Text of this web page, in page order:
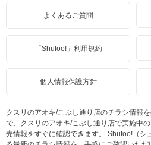
よくあるご質問
「Shufoo!」利用規約
個人情報保護方針
クスリのアオキ/こぶし通り店のチラシ情報
で、クスリのアオキ/こぶし通り店で実施中
売情報をすぐに確認できます。 Shufoo!（シ